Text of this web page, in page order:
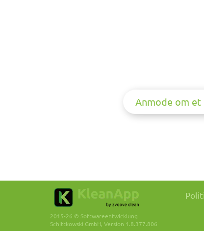
Anmode om
2015-26 © Softwareentwicklung
Schittkowski GmbH, Version 1.8.377.806